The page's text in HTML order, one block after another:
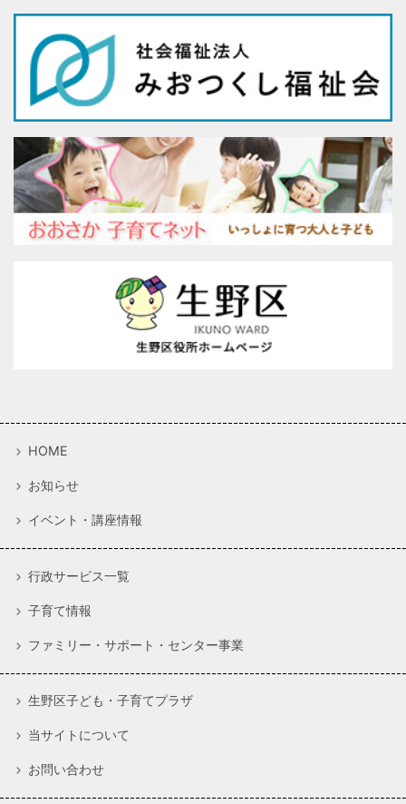
HOME
お知らせ
イベント・講座情報
行政サービス一覧
子育て情報
ファミリー・サポート・センター事業
生野区子ども・子育てプラザ
当サイトについて
お問い合わせ